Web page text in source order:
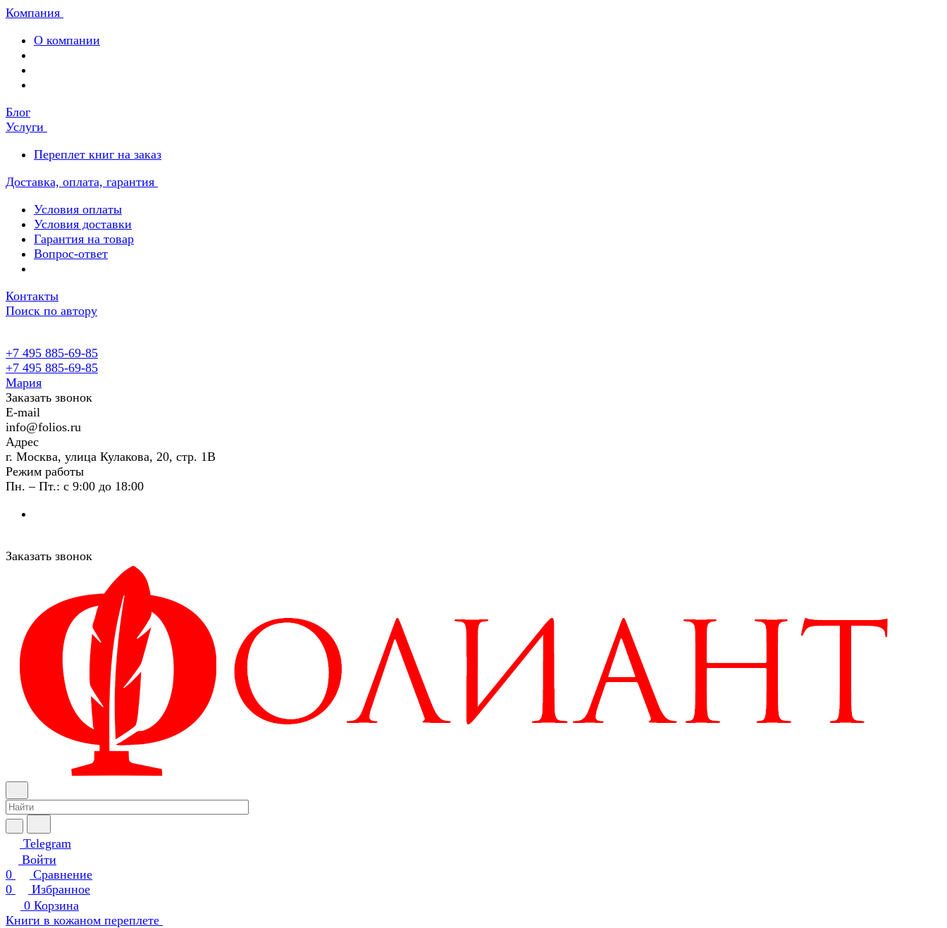
Компания
О компании
Блог
Услуги
Переплет книг на заказ
Доставка, оплата, гарантия
Условия оплаты
Условия доставки
Гарантия на товар
Вопрос-ответ
Контакты
Поиск по автору
+7 495 885-69-85
+7 495 885-69-85
Мария
Заказать звонок
E-mail
info@folios.ru
Адрес
г. Москва, улица Кулакова, 20, стр. 1В
Режим работы
Пн. – Пт.: с 9:00 до 18:00
Заказать звонок
Telegram
Войти
0
Сравнение
0
Избранное
0 Корзина
Книги в кожаном переплете